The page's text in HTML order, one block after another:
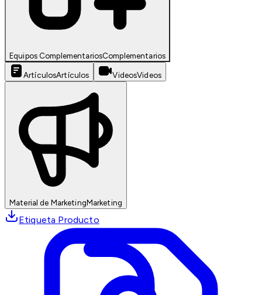
Equipos ComplementariosComplementarios
ArtículosArtículos VideosVideos
Material de MarketingMarketing
Etiqueta Producto